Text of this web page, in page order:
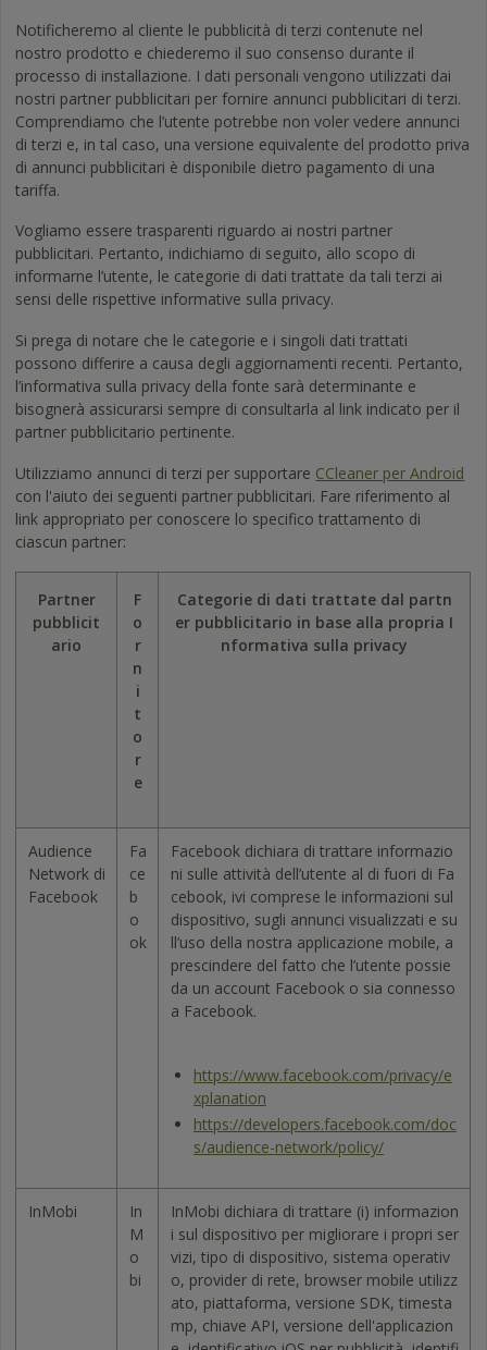
Notificheremo al cliente le pubblicità di terzi contenute nel
nostro prodotto e chiederemo il suo consenso durante il
processo di installazione. I dati personali vengono utilizzati dai
nostri partner pubblicitari per fornire annunci pubblicitari di terzi.
Comprendiamo che l’utente potrebbe non voler vedere annunci
di terzi e, in tal caso, una versione equivalente del prodotto priva
di annunci pubblicitari è disponibile dietro pagamento di una
tariffa.
Vogliamo essere trasparenti riguardo ai nostri partner
pubblicitari. Pertanto, indichiamo di seguito, allo scopo di
informarne l’utente, le categorie di dati trattate da tali terzi ai
sensi delle rispettive informative sulla privacy.
Si prega di notare che le categorie e i singoli dati trattati
possono differire a causa degli aggiornamenti recenti. Pertanto,
l’informativa sulla privacy della fonte sarà determinante e
bisognerà assicurarsi sempre di consultarla al link indicato per il
partner pubblicitario pertinente.
Utilizziamo annunci di terzi per supportare CCleaner per Android
con l'aiuto dei seguenti partner pubblicitari. Fare riferimento al
link appropriato per conoscere lo specifico trattamento di
ciascun partner:
Partner
pubblicit
ario
F
o
r
n
i
t
o
r
e
Categorie di dati trattate dal partn
er pubblicitario in base alla propria I
nformativa sulla privacy
Audience
Network di
Facebook
Fa
ce
b
o
ok
Facebook dichiara di trattare informazio
ni sulle attività dell’utente al di fuori di Fa
cebook, ivi comprese le informazioni sul
dispositivo, sugli annunci visualizzati e su
ll’uso della nostra applicazione mobile, a
prescindere del fatto che l’utente possie
da un account Facebook o sia connesso
a Facebook.
https://www.facebook.com/privacy/e
xplanation
https://developers.facebook.com/doc
s/audience-network/policy/
InMobi
In
M
o
bi
InMobi dichiara di trattare (i) informazion
i sul dispositivo per migliorare i propri ser
vizi, tipo di dispositivo, sistema operativ
o, provider di rete, browser mobile utilizz
ato, piattaforma, versione SDK, timesta
mp, chiave API, versione dell'applicazion